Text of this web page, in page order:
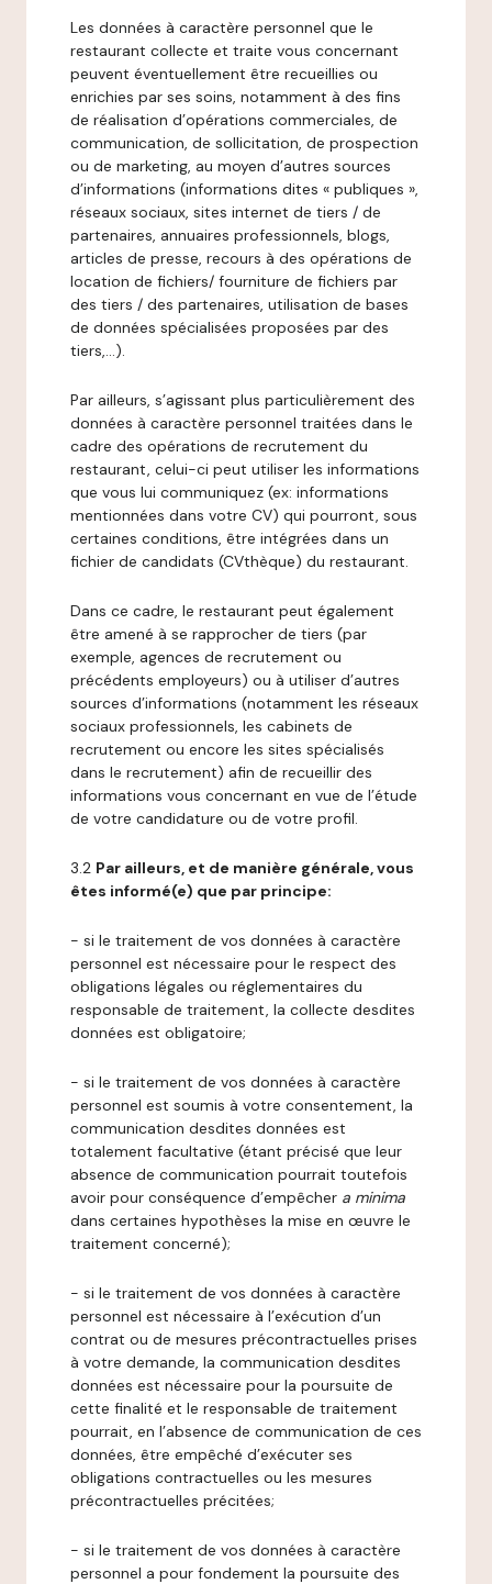
Les données à caractère personnel que le
restaurant collecte et traite vous concernant
peuvent éventuellement être recueillies ou
enrichies par ses soins, notamment à des fins
de réalisation d’opérations commerciales, de
communication, de sollicitation, de prospection
ou de marketing, au moyen d’autres sources
d’informations (informations dites « publiques »,
réseaux sociaux, sites internet de tiers / de
partenaires, annuaires professionnels, blogs,
articles de presse, recours à des opérations de
location de fichiers/ fourniture de fichiers par
des tiers / des partenaires, utilisation de bases
de données spécialisées proposées par des
tiers,…).
Par ailleurs, s’agissant plus particulièrement des
données à caractère personnel traitées dans le
cadre des opérations de recrutement du
restaurant, celui-ci peut utiliser les informations
que vous lui communiquez (ex: informations
mentionnées dans votre CV) qui pourront, sous
certaines conditions, être intégrées dans un
fichier de candidats (CVthèque) du restaurant.
Dans ce cadre, le restaurant peut également
être amené à se rapprocher de tiers (par
exemple, agences de recrutement ou
précédents employeurs) ou à utiliser d’autres
sources d’informations (notamment les réseaux
sociaux professionnels, les cabinets de
recrutement ou encore les sites spécialisés
dans le recrutement) afin de recueillir des
informations vous concernant en vue de l’étude
de votre candidature ou de votre profil.
3.2 Par ailleurs, et de manière générale, vous
êtes informé(e) que par principe:
- si le traitement de vos données à caractère
personnel est nécessaire pour le respect des
obligations légales ou réglementaires du
responsable de traitement, la collecte desdites
données est obligatoire;
- si le traitement de vos données à caractère
personnel est soumis à votre consentement, la
communication desdites données est
totalement facultative (étant précisé que leur
absence de communication pourrait toutefois
avoir pour conséquence d’empêcher a minima
dans certaines hypothèses la mise en œuvre le
traitement concerné);
- si le traitement de vos données à caractère
personnel est nécessaire à l’exécution d’un
contrat ou de mesures précontractuelles prises
à votre demande, la communication desdites
données est nécessaire pour la poursuite de
cette finalité et le responsable de traitement
pourrait, en l’absence de communication de ces
données, être empêché d’exécuter ses
obligations contractuelles ou les mesures
précontractuelles précitées;
- si le traitement de vos données à caractère
personnel a pour fondement la poursuite des